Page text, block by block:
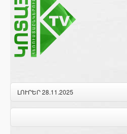
ԼՈՒՐԵՐ 28.11.2025